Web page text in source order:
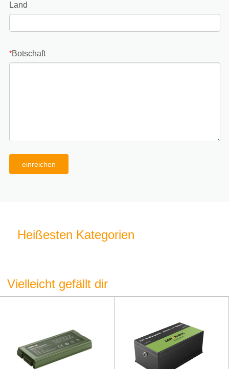
Land
*Botschaft
einreichen
Heißesten Kategorien
Vielleicht gefällt dir